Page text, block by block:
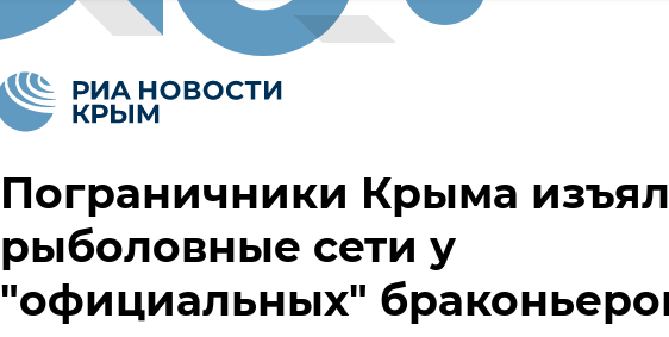
Пограничники Крыма
рыболовные сети у
"официальных"